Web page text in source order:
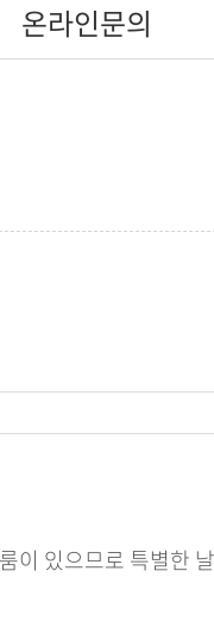
온라인문의
이 있으므로 특별한